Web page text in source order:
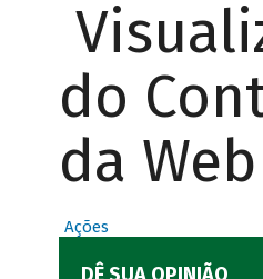
do
da Web
Ações